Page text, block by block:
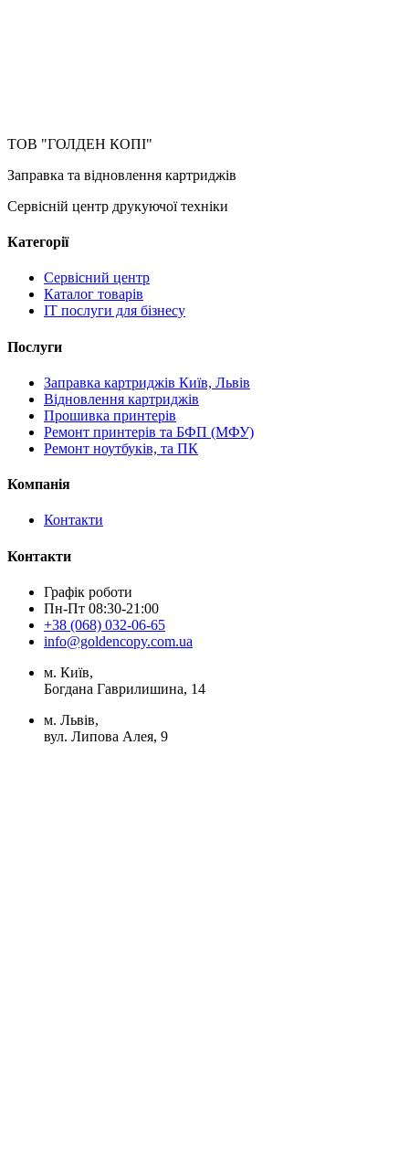
ТОВ "ГОЛДЕН КОПІ"
Заправка та відновлення картриджів
Сервісній центр друкуючої техніки
Категорії
Сервісний центр
Каталог товарів
IT послуги для бізнесу
Послуги
Заправка картриджів Київ, Львів
Відновлення картриджів
Прошивка принтерів
Ремонт принтерів та БФП (МФУ)
Ремонт ноутбуків, та ПК
Компанія
Контакти
Контакти
Графік роботи
Пн-Пт 08:30-21:00
+38 (068) 032-06-65
info@goldencopy.com.ua
м. Київ,
Богдана Гаврилишина, 14
м. Львів,
вул. Липова Алея, 9